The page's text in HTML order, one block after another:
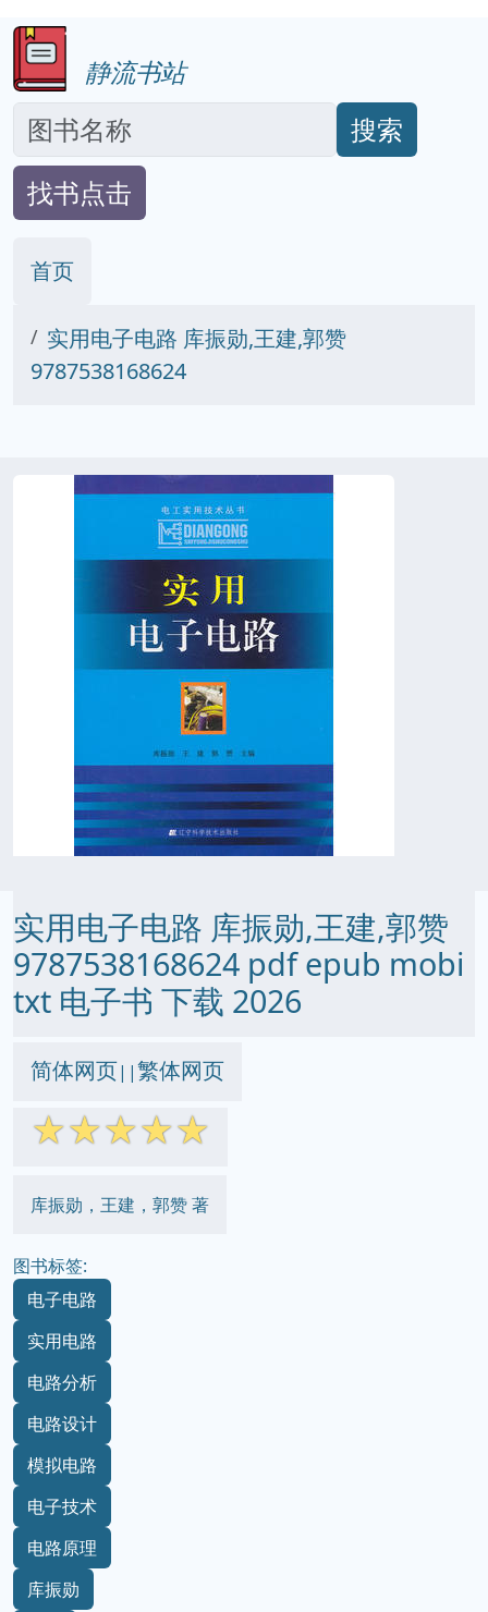
静流书站
搜索
找书点击
首页
实用电子电路 库振勋,王建,郭赞
9787538168624
实用电子电路 库振勋,王建,郭赞
9787538168624 pdf epub mobi
txt 电子书 下载 2026
简体网页||繁体网页
☆☆☆☆☆
库振勋，王建，郭赞 著
图书标签:
电子电路
实用电路
电路分析
电路设计
模拟电路
电子技术
电路原理
库振勋